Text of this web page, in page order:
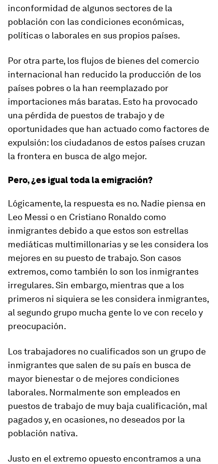
inconformidad de algunos sectores de la
población con las condiciones económicas,
políticas o laborales en sus propios países.
Por otra parte, los flujos de bienes del comercio
internacional han reducido la producción de los
países pobres o la han reemplazado por
importaciones más baratas. Esto ha provocado
una pérdida de puestos de trabajo y de
oportunidades que han actuado como factores de
expulsión: los ciudadanos de estos países cruzan
la frontera en busca de algo mejor.
Pero, ¿es igual toda la emigración?
Lógicamente, la respuesta es no. Nadie piensa en
Leo Messi o en Cristiano Ronaldo como
inmigrantes debido a que estos son estrellas
mediáticas multimillonarias y se les considera los
mejores en su puesto de trabajo. Son casos
extremos, como también lo son los inmigrantes
irregulares. Sin embargo, mientras que a los
primeros ni siquiera se les considera inmigrantes,
al segundo grupo mucha gente lo ve con recelo y
preocupación.
Los trabajadores no cualificados son un grupo de
inmigrantes que salen de su país en busca de
mayor bienestar o de mejores condiciones
laborales. Normalmente son empleados en
puestos de trabajo de muy baja cualificación, mal
pagados y, en ocasiones, no deseados por la
población nativa.
Justo en el extremo opuesto encontramos a una